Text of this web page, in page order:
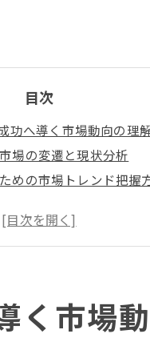
目次
功へ導く市場動向の理
場の変遷と現状分析
めの市場トレンド把握
アとその影響
売却時に押さえるべきポ
価とその重要性
く市場